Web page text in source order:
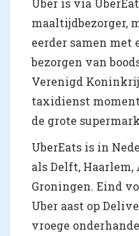
maaltijdbezorger,
eerder samen met
bezorgen van
Verenigd
taxidienst
de grote
UberEats is in
als Delft,
Groningen. Eind
Uber aast op
vroege